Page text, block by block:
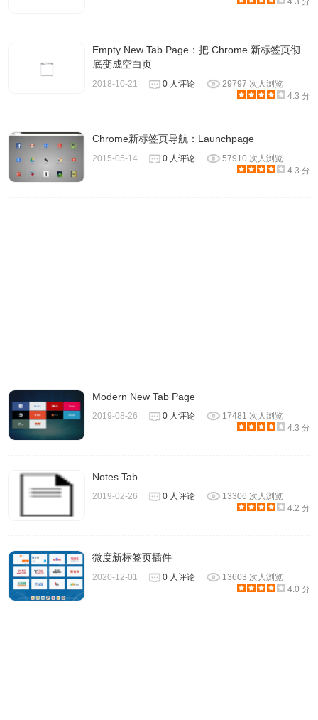
RaterFox电影社区，查看时下最新最火爆的电影，电视剧，
甚至体育比赛。
Empty New Tab Page：把 Chrome 新标签页彻
底变成空白页
2018-10-21 0 人评论
29797 次人浏览
4.3 分
Chrome新标签页导航：Launchpage
2015-05-14 0 人评论
57910 次人浏览
4.3 分
Modern New Tab Page
2019-08-26 0 人评论
17481 次人浏览
4.3 分
Notes Tab
2019-02-26 0 人评论
13306 次人浏览
4.2 分
微度新标签页插件
2020-12-01 0 人评论
13603 次人浏览
4.0 分